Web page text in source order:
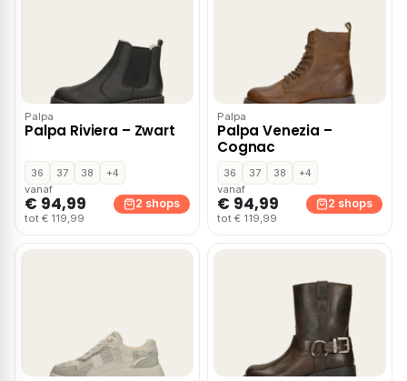
Palpa
Palpa Riviera – Zwart
36 37 38
+4
vanaf
€ 94,99
tot € 119,99
2 shops
Palpa
Palpa Venezia –
Cognac
36 37 38
+4
vanaf
€ 94,99
tot € 119,99
2 shops